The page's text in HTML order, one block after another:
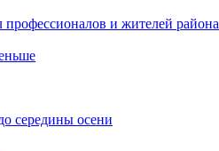
и жителей района
середины осени